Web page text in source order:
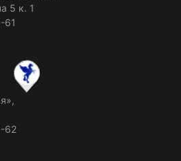
5 к. 1
61
62